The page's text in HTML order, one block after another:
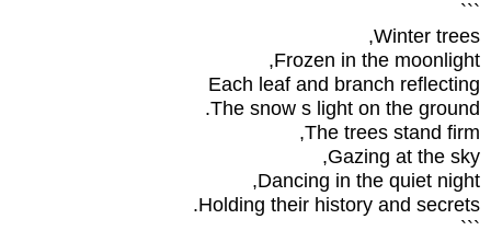
```
Winter trees,
Frozen in the moonlight,
Each leaf and branch reflecting
The snow s light on the ground.
The trees stand firm,
Gazing at the sky,
Dancing in the quiet night,
Holding their history and secrets.
```